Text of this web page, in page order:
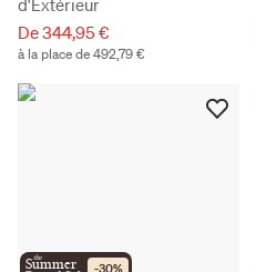
De 344,95 €
à la place de 492,79 €
the
Summer